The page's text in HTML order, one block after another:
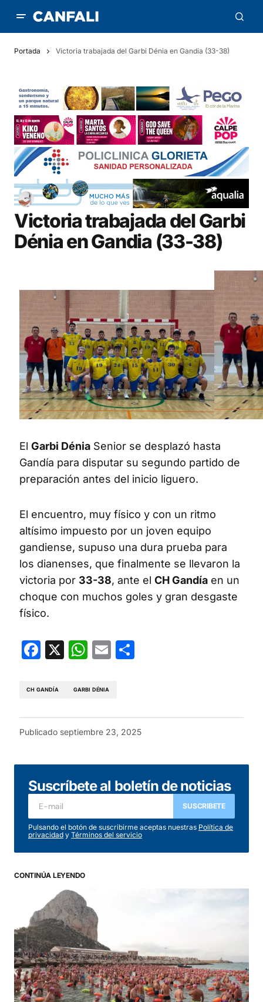
Portada Victoria trabajada del Garbi Dénia en Gandia (33-38)
Victoria trabajada del Garbi
Dénia en Gandia (33-38)
El Garbi Dénia Senior se desplazó hasta
Gandía para disputar su segundo partido de
preparación antes del inicio liguero.
El encuentro, muy físico y con un ritmo
altísimo impuesto por un joven equipo
gandiense, supuso una dura prueba para
los dianenses, que finalmente se llevaron la
victoria por 33-38, ante el CH Gandía en un
choque con muchos goles y gran desgaste
físico.
Facebook
X WhatsApp
Email
CH GANDÍA GARBI DÉNIA
Publicado septiembre 23, 2025
Suscríbete al boletín de noticias
SUSCRIBETE
Pulsando el botón de suscribirme aceptas nuestras Política de
privacidad y Términos del servicio
CONTINÚA LEYENDO